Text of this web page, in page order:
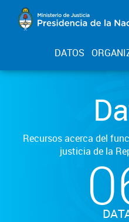
DATOS
Recursos acerca del
justicia de la